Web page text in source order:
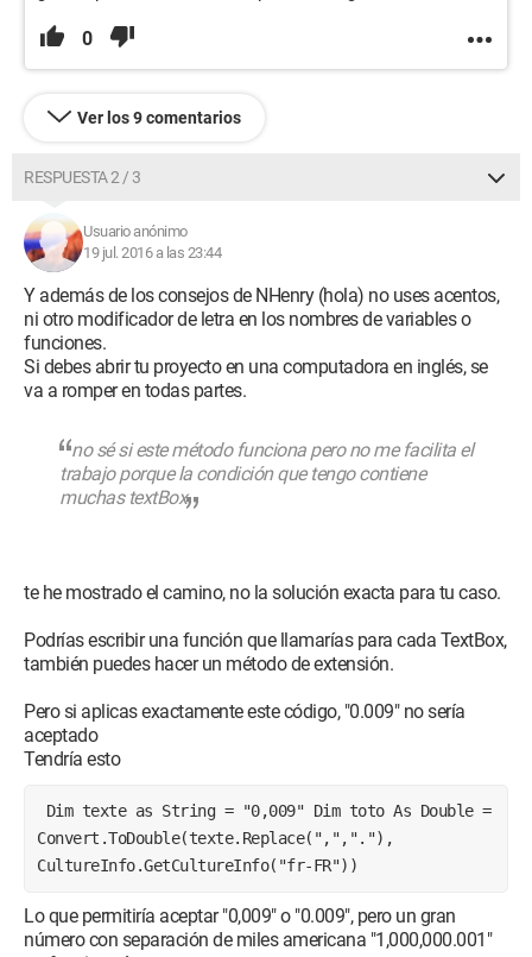
0
Ver los 9 comentarios
RESPUESTA 2 / 3
Usuario anónimo
19 jul. 2016 a las 23:44
Y además de los consejos de NHenry (hola) no uses acentos,
ni otro modificador de letra en los nombres de variables o
funciones.
Si debes abrir tu proyecto en una computadora en inglés, se
va a romper en todas partes.
no sé si este método funciona pero no me facilita el
trabajo porque la condición que tengo contiene
muchas textBox
te he mostrado el camino, no la solución exacta para tu caso.
Podrías escribir una función que llamarías para cada TextBox,
también puedes hacer un método de extensión.
Pero si aplicas exactamente este código, "0.009" no sería
aceptado
Tendría esto
Convert.ToDouble(texte.Replace(",","."),
CultureInfo.GetCultureInfo("fr-FR"))
Lo que permitiría aceptar "0,009" o "0.009", pero un gran
número con separación de miles americana "1,000,000.001"